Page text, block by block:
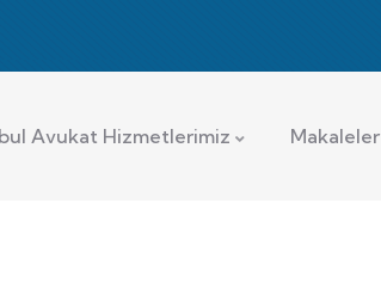
Avukat Hizmetlerimiz Makaleler